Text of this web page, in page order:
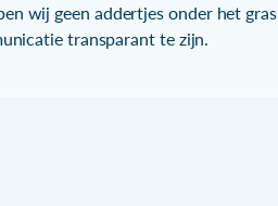
wij geen addertjes onder het gras,
transparant te zijn.